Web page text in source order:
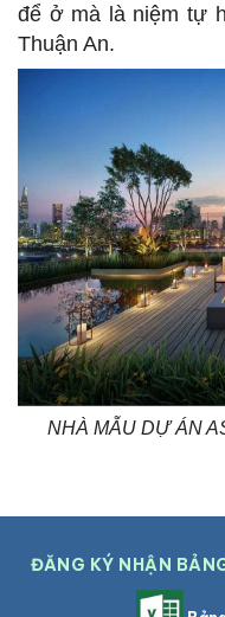
để ở mà là niệm tự
Thuận An.
NHÀ MẪU DỰ ÁN
ĐĂNG KÝ NHẬN